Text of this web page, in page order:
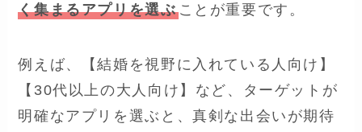
く集まるアプリを選ぶことが重要です。
例えば、【結婚を視野に入れている人向け】
【30代以上の大人向け】など、ターゲットが
明確なアプリを選ぶと、真剣な出会いが期待